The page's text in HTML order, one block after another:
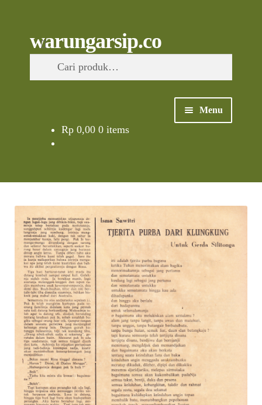
to
navigation
to
content
warungarsip.co
Menu
Foto
Suara
Suvenir
Cari Arsip
Alamat
Rekening
Rp0,00 0 items